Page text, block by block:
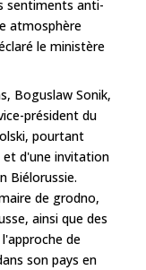
sentiments anti-
atmosphère
le ministère
Boguslaw Sonik,
président du
pourtant
d'une invitation
Biélorussie.
de grodno,
ainsi que des
de
son pays en